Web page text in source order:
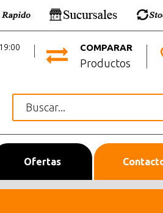
COMPARAR
Productos
Ofertas